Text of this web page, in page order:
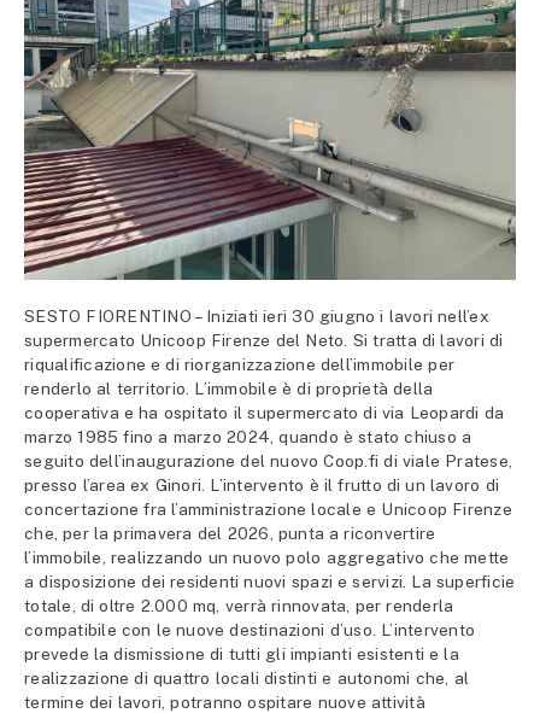
SESTO FIORENTINO – Iniziati ieri 30 giugno i lavori nell’ex
supermercato Unicoop Firenze del Neto. Si tratta di lavori di
riqualificazione e di riorganizzazione dell’immobile per
renderlo al territorio. L’immobile è di proprietà della
cooperativa e ha ospitato il supermercato di via Leopardi da
marzo 1985 fino a marzo 2024, quando è stato chiuso a
seguito dell’inaugurazione del nuovo Coop.fi di viale Pratese,
presso l’area ex Ginori. L’intervento è il frutto di un lavoro di
concertazione fra l’amministrazione locale e Unicoop Firenze
che, per la primavera del 2026, punta a riconvertire
l’immobile, realizzando un nuovo polo aggregativo che mette
a disposizione dei residenti nuovi spazi e servizi. La superficie
totale, di oltre 2.000 mq, verrà rinnovata, per renderla
compatibile con le nuove destinazioni d’uso. L’intervento
prevede la dismissione di tutti gli impianti esistenti e la
realizzazione di quattro locali distinti e autonomi che, al
termine dei lavori, potranno ospitare nuove attività